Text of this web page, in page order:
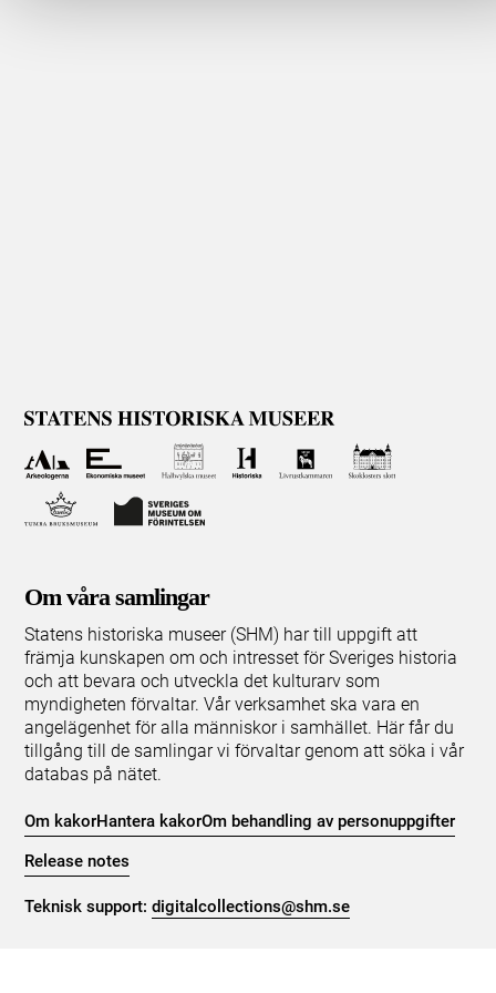
Om våra samlingar
Statens historiska museer (SHM) har till uppgift att
främja kunskapen om och intresset för Sveriges historia
och att bevara och utveckla det kulturarv som
myndigheten förvaltar. Vår verksamhet ska vara en
angelägenhet för alla människor i samhället. Här får du
tillgång till de samlingar vi förvaltar genom att söka i vår
databas på nätet.
Om kakorHantera kakorOm behandling av personuppgifter
Release notes
Teknisk support:digitalcollections@shm.se